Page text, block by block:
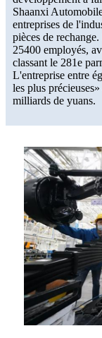
Shaanxi
entreprises de
pièces de
25400 employés,
classant le 281e
L'entreprise entre
les plus
milliards de yuans.